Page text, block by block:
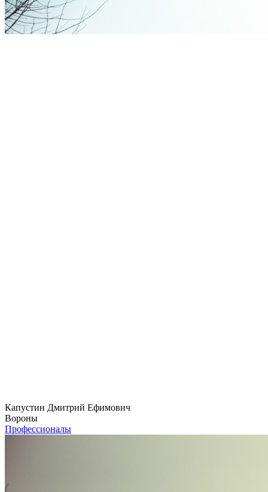
Капустин Дмитрий Ефимович
Вороны
Профессионалы